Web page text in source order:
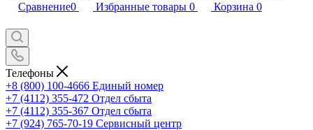
Сравнение0 Избранные товары 0 Корзина 0
Телефоны
+8 (800) 100-4666 Единый номер
+7 (4112) 355-472 Отдел сбыта
+7 (4112) 355-367 Отдел сбыта
+7 (924) 765-70-19 Сервисный центр